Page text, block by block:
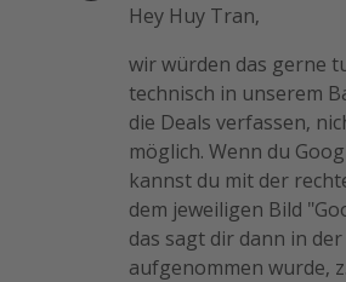
Hey Huy Tran,
wir würden das gerne
technisch in unserem
die Deals verfassen,
möglich. Wenn du
kannst du mit der
dem jeweiligen Bild
das sagt dir dann in
aufgenommen wurde,